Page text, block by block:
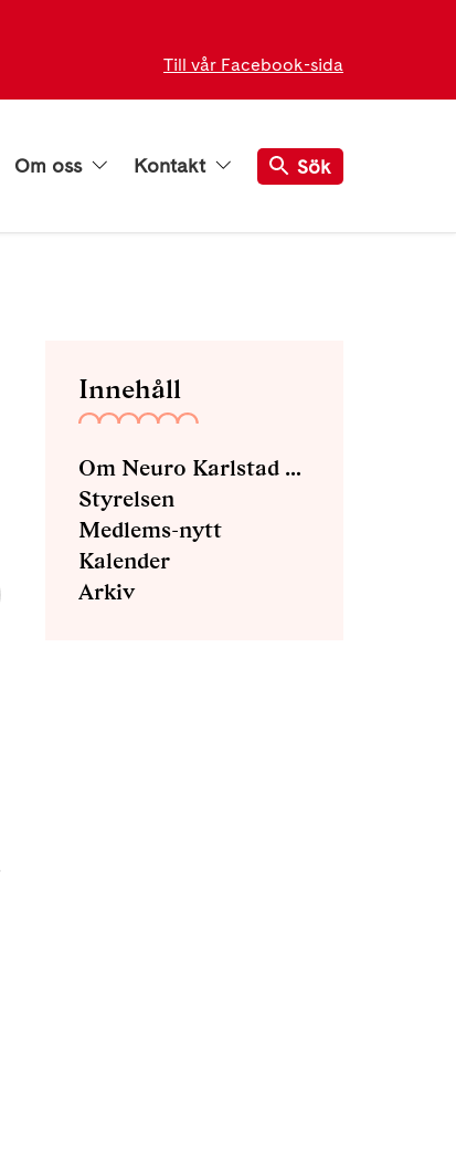
Till vår Facebook-sida
Om oss Kontakt Sök
Innehåll
Om Neuro Karlstad med omnejd
Styrelsen
Medlems-nytt
Kalender
Arkiv